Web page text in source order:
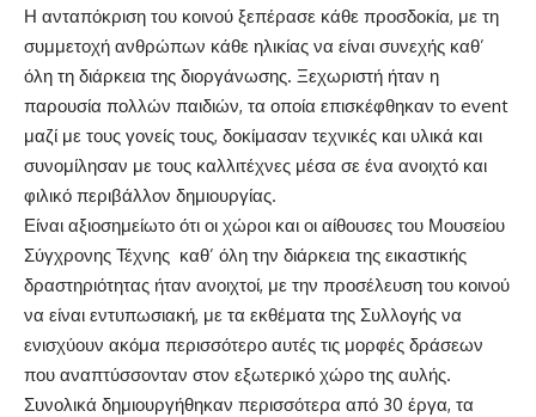
Η ανταπόκριση του κοινού ξεπέρασε κάθε προσδοκία, με τη
συμμετοχή ανθρώπων κάθε ηλικίας να είναι συνεχής καθ’
όλη τη διάρκεια της διοργάνωσης. Ξεχωριστή ήταν η
παρουσία πολλών παιδιών, τα οποία επισκέφθηκαν το event
μαζί με τους γονείς τους, δοκίμασαν τεχνικές και υλικά και
συνομίλησαν με τους καλλιτέχνες μέσα σε ένα ανοιχτό και
φιλικό περιβάλλον δημιουργίας.
Είναι αξιοσημείωτο ότι οι χώροι και οι αίθουσες του Μουσείου
Σύγχρονης Τέχνης καθ’ όλη την διάρκεια της εικαστικής
δραστηριότητας ήταν ανοιχτοί, με την προσέλευση του κοινού
να είναι εντυπωσιακή, με τα εκθέματα της Συλλογής να
ενισχύουν ακόμα περισσότερο αυτές τις μορφές δράσεων
που αναπτύσσονταν στον εξωτερικό χώρο της αυλής.
Συνολικά δημιουργήθηκαν περισσότερα από 30 έργα, τα